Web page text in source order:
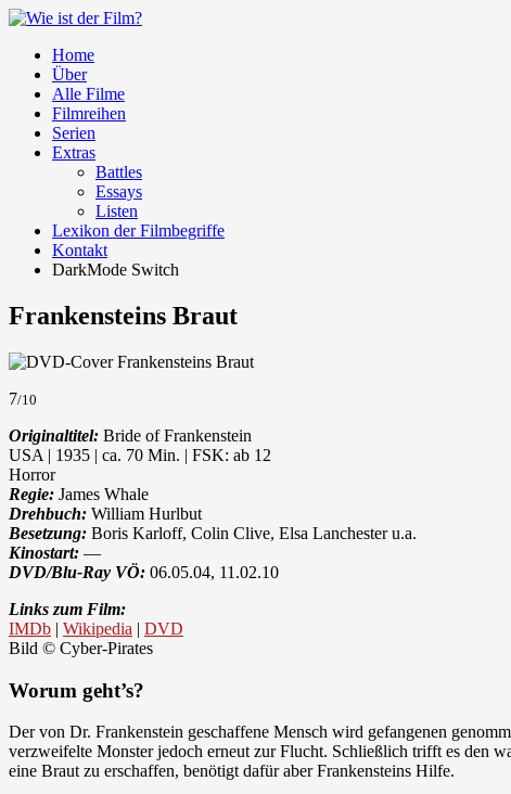
Home
Über
Alle Filme
Filmreihen
Serien
Extras
Battles
Essays
Listen
Lexikon der Filmbegriffe
Kontakt
DarkMode Switch
Frankensteins Braut
7/10
Originaltitel: Bride of Frankenstein
USA | 1935 | ca. 70 Min. | FSK: ab 12
Horror
Regie: James Whale
Drehbuch: William Hurlbut
Besetzung: Boris Karloff, Colin Clive, Elsa Lanchester u.a.
Kinostart: —
DVD/Blu-Ray VÖ: 06.05.04, 11.02.10
Links zum Film:
IMDb | Wikipedia | DVD
Bild © Cyber-Pirates
Worum geht’s?
Der von Dr. Frankenstein geschaffene Mensch wird gefangenen
verzweifelte Monster jedoch erneut zur Flucht. Schließlich trifft es den
eine Braut zu erschaffen, benötigt dafür aber Frankensteins Hilfe.